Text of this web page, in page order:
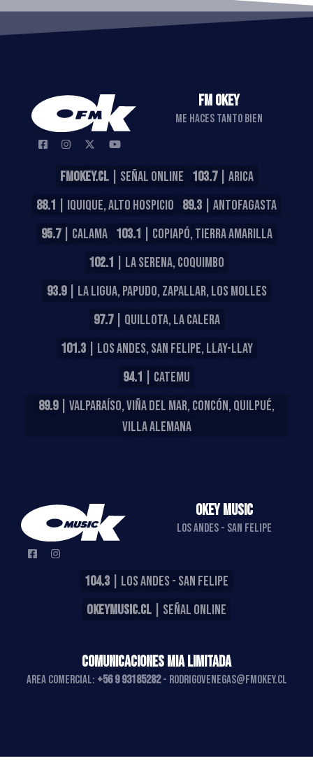
FM OKEY
ME HACES TANTO BIEN
FMOKEY.CL| SEÑAL ONLINE 103.7| ARICA
88.1 | IQUIQUE, ALTO HOSPICIO 89.3 | ANTOFAGASTA
95.7| CALAMA 103.1 | COPIAPÓ, TIERRA AMARILLA
102.1 | LA SERENA, COQUIMBO
93.9| LA LIGUA, PAPUDO, ZAPALLAR, LOS MOLLES
97.7| QUILLOTA, LA CALERA
101.3| LOS ANDES, SAN FELIPE, LLAY-LLAY
94.1 | CATEMU
89.9| VALPARAÍSO, VIÑA DEL MAR, CONCÓN, QUILPUÉ,
VILLA ALEMANA
OKEY MUSIC
LOS ANDES - SAN FELIPE
104.3 | LOS ANDES - SAN FELIPE
OKEYMUSIC.CL | SEÑAL ONLINE
COMUNICACIONES MIA LIMITADA
AREA COMERCIAL: +56 9 93185282- rodrigovenegas@fmokey.cl